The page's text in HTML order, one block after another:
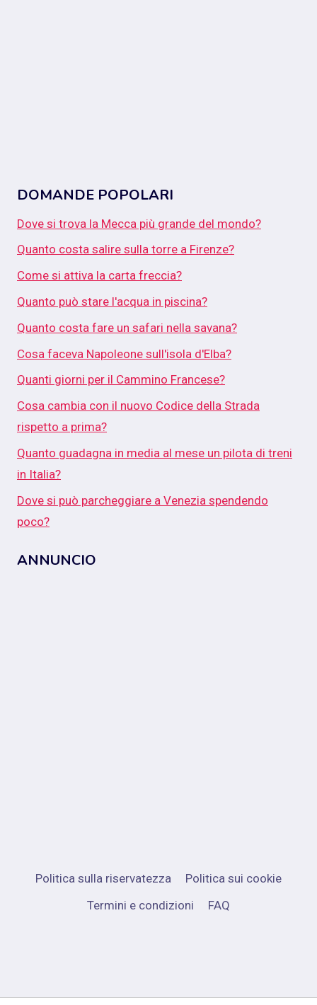
DOMANDE POPOLARI
Dove si trova la Mecca più grande del mondo?
Quanto costa salire sulla torre a Firenze?
Come si attiva la carta freccia?
Quanto può stare l'acqua in piscina?
Quanto costa fare un safari nella savana?
Cosa faceva Napoleone sull'isola d'Elba?
Quanti giorni per il Cammino Francese?
Cosa cambia con il nuovo Codice della Strada
rispetto a prima?
Quanto guadagna in media al mese un pilota di treni
in Italia?
Dove si può parcheggiare a Venezia spendendo
poco?
ANNUNCIO
Politica sulla riservatezza
Politica sui cookie
Termini e condizioni
FAQ